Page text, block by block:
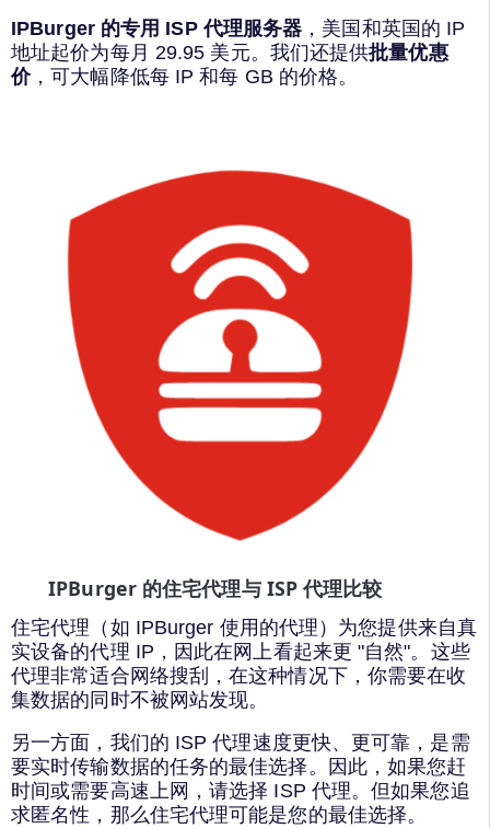
IPBurger 的专用 ISP 代理服务器 ，美国和英国的 IP
地址起价为每月 29.95 美元。我们还提供批量优惠
价，可大幅降低每 IP 和每 GB 的价格。
IPBurger 的住宅代理与 ISP 代理比较
住宅代理（如 IPBurger 使用的代理）为您提供来自真
实设备的代理 IP，因此在网上看起来更 "自然"。这些
代理非常适合网络搜刮，在这种情况下，你需要在收
集数据的同时不被网站发现。
另一方面，我们的 ISP 代理速度更快、更可靠，是需
要实时传输数据的任务的最佳选择。因此，如果您赶
时间或需要高速上网，请选择 ISP 代理。但如果您追
求匿名性，那么住宅代理可能是您的最佳选择。